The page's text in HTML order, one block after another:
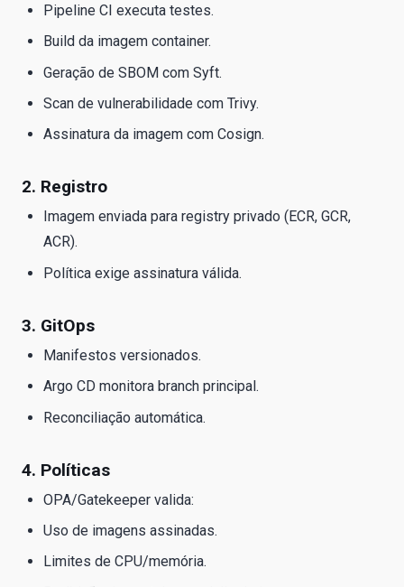
Pipeline CI executa testes.
Build da imagem container.
Geração de SBOM com Syft.
Scan de vulnerabilidade com Trivy.
Assinatura da imagem com Cosign.
2. Registro
Imagem enviada para registry privado (ECR, GCR,
ACR).
Política exige assinatura válida.
3. GitOps
Manifestos versionados.
Argo CD monitora branch principal.
Reconciliação automática.
4. Políticas
OPA/Gatekeeper valida:
Uso de imagens assinadas.
Limites de CPU/memória.